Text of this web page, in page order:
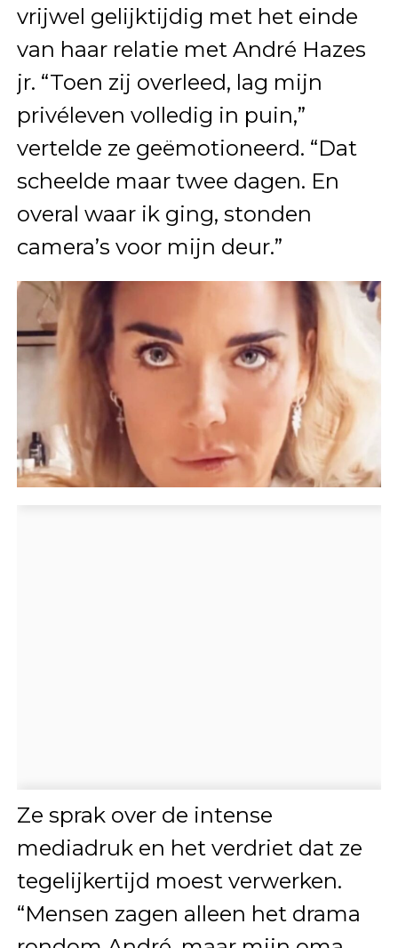
vrijwel gelijktijdig met het einde
van haar relatie met André Hazes
jr. “Toen zij overleed, lag mijn
privéleven volledig in puin,”
vertelde ze geëmotioneerd. “Dat
scheelde maar twee dagen. En
overal waar ik ging, stonden
camera’s voor mijn deur.”
Ze sprak over de intense
mediadruk en het verdriet dat ze
tegelijkertijd moest verwerken.
“Mensen zagen alleen het drama